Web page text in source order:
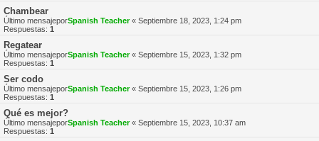
Chambear
Último mensajeporSpanish Teacher« Septiembre 18, 2023, 1:24 pm
Respuestas: 1
Regatear
Último mensajeporSpanish Teacher« Septiembre 15, 2023, 1:32 pm
Respuestas: 1
Ser codo
Último mensajeporSpanish Teacher« Septiembre 15, 2023, 1:26 pm
Respuestas: 1
Qué es mejor?
Último mensajeporSpanish Teacher« Septiembre 15, 2023, 10:37 am
Respuestas: 1